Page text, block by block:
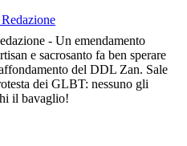
- Un emendamento
e sacrosanto fa ben sperare
del DDL Zan. Sale
dei GLBT: nessuno gli
il bavaglio!